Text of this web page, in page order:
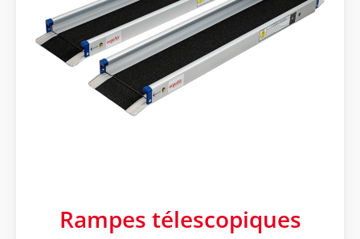
Rampes télescopiques